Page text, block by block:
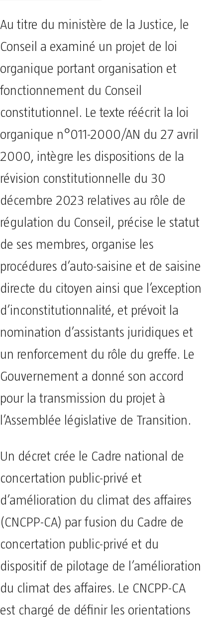
Au titre du ministère de la Justice, le
Conseil a examiné un projet de loi
organique portant organisation et
fonctionnement du Conseil
constitutionnel. Le texte réécrit la loi
organique n°011-2000/AN du 27 avril
2000, intègre les dispositions de la
révision constitutionnelle du 30
décembre 2023 relatives au rôle de
régulation du Conseil, précise le statut
de ses membres, organise les
procédures d’auto-saisine et de saisine
directe du citoyen ainsi que l’exception
d’inconstitutionnalité, et prévoit la
nomination d’assistants juridiques et
un renforcement du rôle du greffe. Le
Gouvernement a donné son accord
pour la transmission du projet à
l’Assemblée législative de Transition.
Un décret crée le Cadre national de
concertation public-privé et
d’amélioration du climat des affaires
(CNCPP-CA) par fusion du Cadre de
concertation public-privé et du
dispositif de pilotage de l’amélioration
du climat des affaires. Le CNCPP-CA
est chargé de définir les orientations